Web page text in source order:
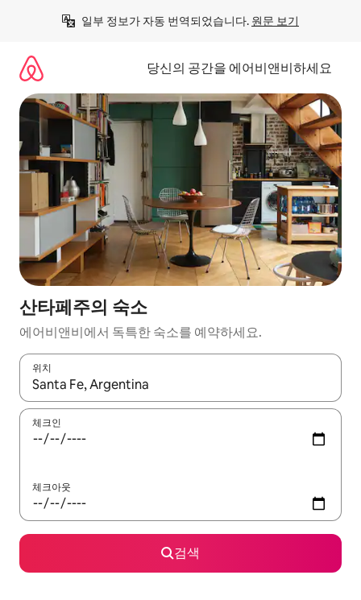
일부 정보가 자동 번역되었습니다. 원문 보기
당신의 공간을 에어비앤비하세요
산타페주의 숙소
에어비앤비에서 독특한 숙소를 예약하세요.
위치
결과가 나오면 위·아래 화살표 키를 사용하거나 터치 또는 스와이
체크인
체크아웃
검색